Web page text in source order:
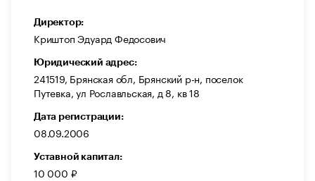
Директор:
Криштоп Эдуард Федосович
Юридический адрес:
241519, Брянская обл, Брянский р-н, поселок
Путевка, ул Рославльская, д 8, кв 18
Дата регистрации:
08.09.2006
Уставной капитал:
10 000 ₽